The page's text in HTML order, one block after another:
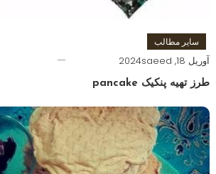
سایر مطالب
آوریل 18, 2024 saeed
طرز تهیه پنکیک pancake